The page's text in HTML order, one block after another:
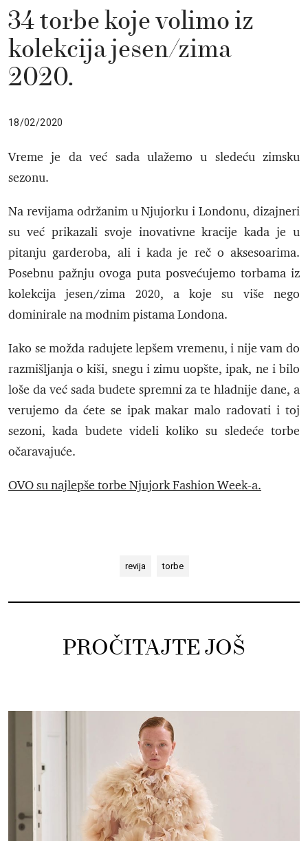
34 torbe koje volimo iz
kolekcija jesen/zima
2020.
18/02/2020
Vreme je da već sada ulažemo u sledeću zimsku
sezonu.
Na revijama održanim u Njujorku i Londonu, dizajneri
su već prikazali svoje inovativne kracije kada je u
pitanju garderoba, ali i kada je reč o aksesoarima.
Posebnu pažnju ovoga puta posvećujemo torbama iz
kolekcija jesen/zima 2020, a koje su više nego
dominirale na modnim pistama Londona.
Iako se možda radujete lepšem vremenu, i nije vam do
razmišljanja o kiši, snegu i zimu uopšte, ipak, ne i bilo
loše da već sada budete spremni za te hladnije dane, a
verujemo da ćete se ipak makar malo radovati i toj
sezoni, kada budete videli koliko su sledeće torbe
očaravajuće.
OVO su najlepše torbe Njujork Fashion Week-a.
revija torbe
PROČITAJTE JOŠ